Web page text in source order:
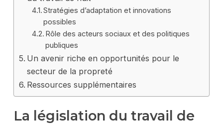
Stratégies d’adaptation et innovations
possibles
Rôle des acteurs sociaux et des politiques
publiques
Un avenir riche en opportunités pour le
secteur de la propreté
Ressources supplémentaires
La législation du travail de